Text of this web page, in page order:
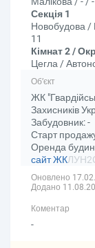
Секція 1
Новобудова /
11
Кімнат 2 /
Цегла /
Об’єкт
ЖК
Захисників
Забудовник: -
Старт
Оренда
сайт ЖКЛУН
Оновлено
Додано
Коментар
-